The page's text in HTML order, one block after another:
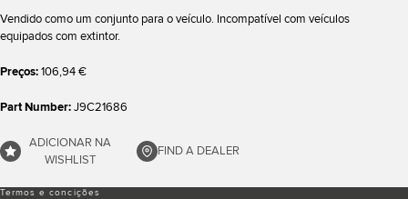
Vendido como um conjunto para o veículo. Incompatível com veículos
equipados com extintor.
Preços:106,94 €
Part Number:J9C21686
ADICIONAR NA
WISHLIST
FIND A DEALER
Termos e conciҫões